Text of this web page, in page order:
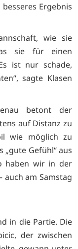
Ergebnis
wie sie
sie für einen
ist nur schade,
sagte Klasen
betont der
auf Distanz zu
wie möglich zu
„gute Gefühl“ aus
haben wir in der
auch am Samstag
in die Partie. Die
der zwischen